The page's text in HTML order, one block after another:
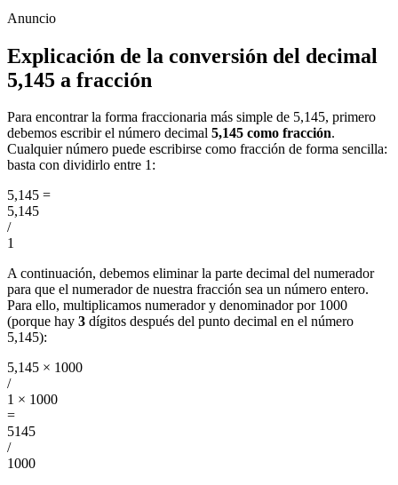
Explicación de la conversión del decimal
5,145 a fracción
Para encontrar la forma fraccionaria más simple de 5,145, primero
debemos escribir el número decimal 5,145 como fracción.
Cualquier número puede escribirse como fracción de forma sencilla:
basta con dividirlo entre 1:
5,145 =
5,145
/
1
A continuación, debemos eliminar la parte decimal del numerador
para que el numerador de nuestra fracción sea un número entero.
Para ello, multiplicamos numerador y denominador por 1000
(porque hay 3 dígitos después del punto decimal en el número
5,145):
5,145 × 1000
/
1 × 1000
=
5145
/
1000